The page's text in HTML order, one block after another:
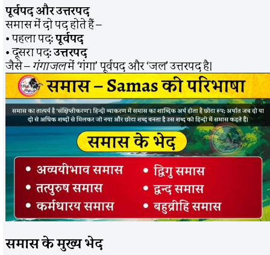
पूर्वपद और उत्तरपद
समास में दो पद होते हैं –
• पहला पद:पूर्वपद
• दूसरा पद:उत्तरपद
जैसे –गंगाजलमें ‘गंगा’ पूर्वपद और ‘जल’ उत्तरपद है।
समास के मुख्य भेद